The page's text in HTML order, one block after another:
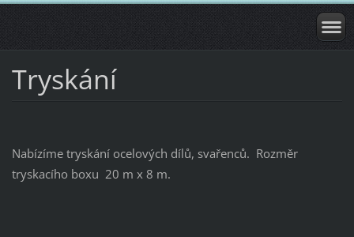
Tryskání
Nabízíme tryskání ocelových dílů, svařenců. Rozměr
tryskacího boxu 20 m x 8 m.